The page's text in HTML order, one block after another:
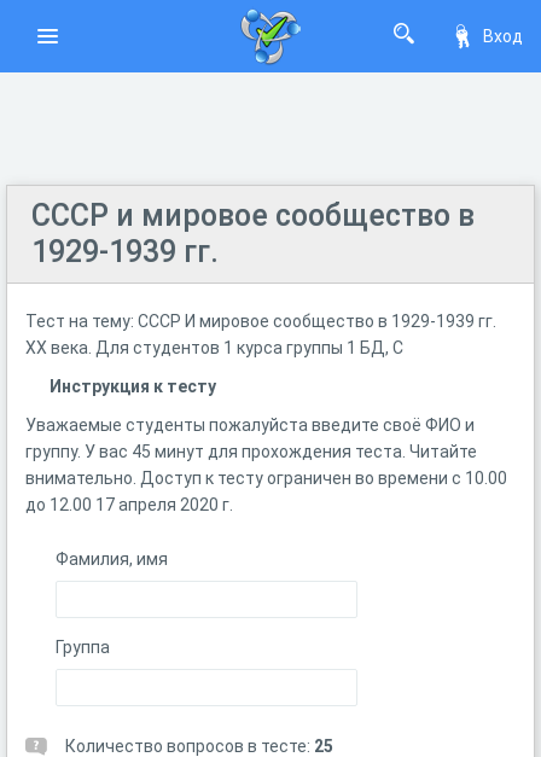
Вход
СССР и мировое сообщество в
1929-1939 гг.
Тест на тему: СССР И мировое сообщество в 1929-1939 гг.
XX века. Для студентов 1 курса группы 1 БД, С
Инструкция к тесту
Уважаемые студенты пожалуйста введите своё ФИО и
группу. У вас 45 минут для прохождения теста. Читайте
внимательно. Доступ к тесту ограничен во времени с 10.00
до 12.00 17 апреля 2020 г.
Фамилия, имя
Группа
Количество вопросов в тесте: 25